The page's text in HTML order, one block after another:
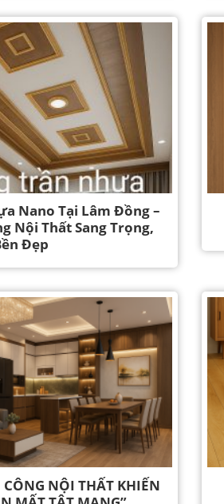
Nano Tại Lâm Đồng –
Nội Thất Sang Trọng,
Đẹp
NỘI THẤT KHIẾN